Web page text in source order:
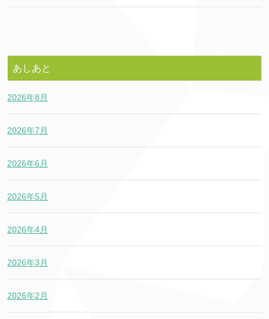
あしあと
2026年8月
2026年7月
2026年6月
2026年5月
2026年4月
2026年3月
2026年2月